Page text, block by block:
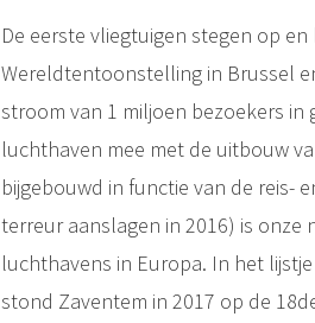
De eerste vliegtuigen stegen op
Wereldtentoonstelling in Brussel
stroom van 1 miljoen bezoekers in
luchthaven mee met de uitbouw
bijgebouwd in functie van de reis-
terreur aanslagen in 2016) is
luchthavens in Europa. In het
stond Zaventem in 2017 op de